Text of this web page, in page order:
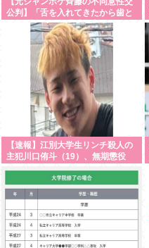
公判】「舌を入れてきたから歯と
口でブロック」「『台本が飛んで
しまうからやめてください』と拒
絶」被害女性は断固として「不同
意」主張
【速報】江別大学生リンチ殺人の
主犯川口侑斗（19）、無期懲役